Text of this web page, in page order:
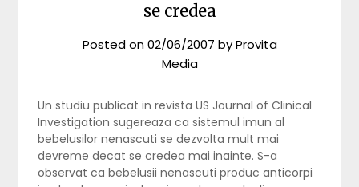
se credea
Posted on02/06/2007 byProvita
Media
Un studiu publicat in revista US Journal of Clinical
Investigation sugereaza ca sistemul imun al
bebelusilor nenascuti se dezvolta mult mai
devreme decat se credea mai inainte. S-a
observat ca bebelusii nenascuti produc anticorpi